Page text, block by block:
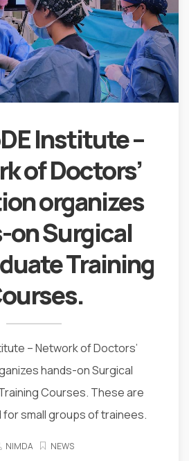
Institute –
of Doctors’​
organizes
on Surgical
Training
– Network of Doctors’​
hands-on Surgical
Courses. These are
for small groups of trainees.
NIMDA NEWS